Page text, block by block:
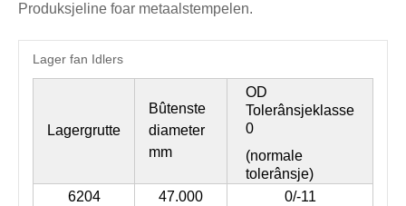
Produksjeline foar metaalstempelen.
Lager fan Idlers
Lagergrutte
Bûtenste
diameter
mm
OD
Tolerânsjeklasse
0
(normale
tolerânsje)
6204
47.000
0/-11